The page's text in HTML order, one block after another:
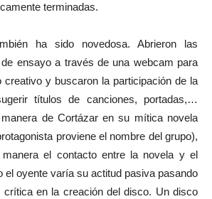
terminadas.
ha sido novedosa. Abrieron las
ensayo a través de una webcam para
creativo y buscaron la participación de la
títulos de canciones, portadas,…
de Cortázar en su mítica novela
proviene el nombre del grupo),
manera el contacto entre la novela y el
el oyente varía su actitud pasiva pasando
en la creación del disco. Un disco